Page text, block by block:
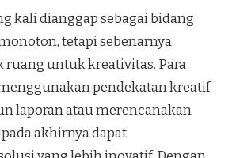
kali dianggap sebagai bidang
tetapi sebenarnya
ruang untuk kreativitas. Para
pendekatan kreatif
laporan atau merencanakan
akhirnya dapat